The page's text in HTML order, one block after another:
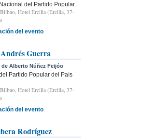
del Partido Popular
Hotel Ercilla (Ercilla, 37-
del evento
Guerra
de Alberto Núñez Feijóo
Partido Popular del País
Hotel Ercilla (Ercilla, 37-
del evento
Rodríguez